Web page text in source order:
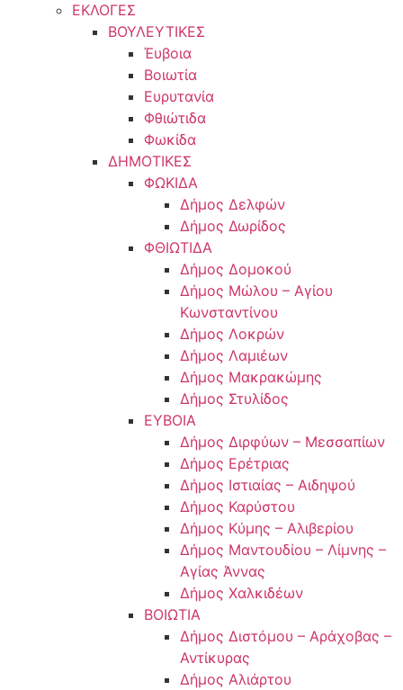
ΕΚΛΟΓΕΣ
ΒΟΥΛΕΥΤΙΚΕΣ
Έυβοια
Βοιωτία
Ευρυτανία
Φθιώτιδα
Φωκίδα
ΔΗΜΟΤΙΚΕΣ
ΦΩΚΙΔΑ
Δήμος Δελφών
Δήμος Δωρίδος
ΦΘΙΩΤΙΔΑ
Δήμος Δομοκού
Δήμος Μώλου – Αγίου
Κωνσταντίνου
Δήμος Λοκρών
Δήμος Λαμιέων
Δήμος Μακρακώμης
Δήμος Στυλίδος
ΕΥΒΟΙΑ
Δήμος Διρφύων – Μεσσαπίων
Δήμος Ερέτριας
Δήμος Ιστιαίας – Αιδηψού
Δήμος Καρύστου
Δήμος Κύμης – Αλιβερίου
Δήμος Μαντουδίου – Λίμνης –
Αγίας Άννας
Δήμος Χαλκιδέων
ΒΟΙΩΤΙΑ
Δήμος Διστόμου – Αράχοβας –
Αντίκυρας
Δήμος Αλιάρτου